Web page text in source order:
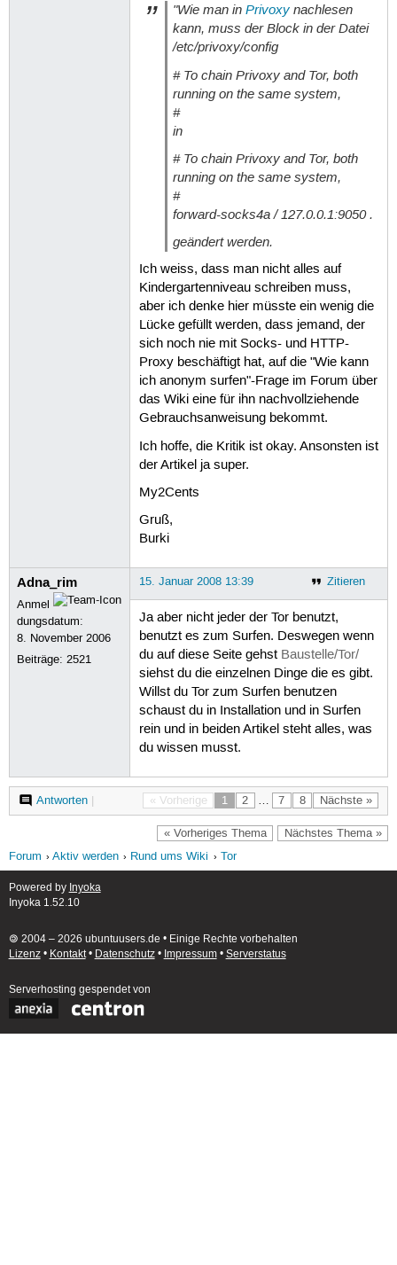
"Wie man in Privoxynachlesen
kann, muss der Block in der Datei
/etc/privoxy/config
# To chain Privoxy and Tor, both
running on the same system,
#
in
# To chain Privoxy and Tor, both
running on the same system,
#
forward-socks4a / 127.0.0.1:9050 .
geändert werden.
Ich weiss, dass man nicht alles auf
Kindergartenniveau schreiben muss,
aber ich denke hier müsste ein wenig die
Lücke gefüllt werden, dass jemand, der
sich noch nie mit Socks- und HTTP-
Proxy beschäftigt hat, auf die "Wie kann
ich anonym surfen"-Frage im Forum über
das Wiki eine für ihn nachvollziehende
Gebrauchsanweisung bekommt.
Ich hoffe, die Kritik ist okay. Ansonsten ist
der Artikel ja super.
My2Cents
Gruß,
Burki
Adna_rim
Anmel
dungsdatum:
8. November 2006
Beiträge:2521
Zitieren
15. Januar 2008 13:39
Ja aber nicht jeder der Tor benutzt,
benutzt es zum Surfen. Deswegen wenn
du auf diese Seite gehst Baustelle/Tor/
siehst du die einzelnen Dinge die es gibt.
Willst du Tor zum Surfen benutzen
schaust du in Installation und in Surfen
rein und in beiden Artikel steht alles, was
du wissen musst.
« Vorherige 1 2 … 7 8 Nächste »
Antworten|
« Vorheriges Thema Nächstes Thema »
Forum Aktiv werden Rund ums Wiki Tor
Powered by Inyoka
Inyoka 1.52.10
🄯 2004 – 2026 ubuntuusers.de • Einige Rechte vorbehalten
Lizenz• Kontakt• Datenschutz• Impressum• Serverstatus
Serverhosting gespendet von